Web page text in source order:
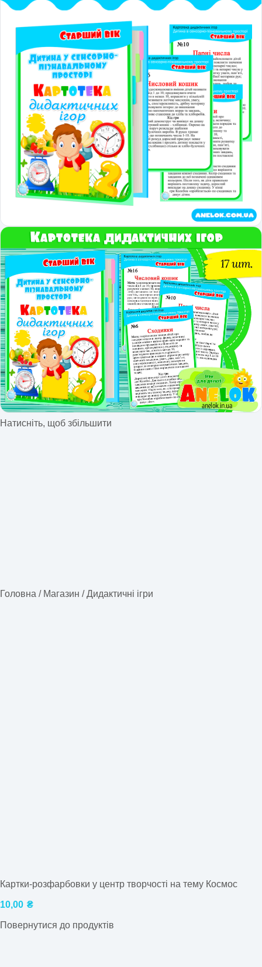
Натисніть, щоб збільшити
Головна / Магазин / Дидактичні ігри
Картки-розфарбовки у центр творчості на тему Космос
10,00 ₴
Повернутися до продуктів